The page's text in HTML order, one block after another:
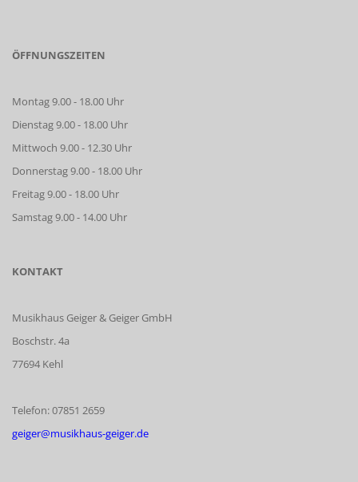
ÖFFNUNGSZEITEN
Montag 9.00 - 18.00 Uhr
Dienstag 9.00 - 18.00 Uhr
Mittwoch 9.00 - 12.30 Uhr
Donnerstag 9.00 - 18.00 Uhr
Freitag 9.00 - 18.00 Uhr
Samstag 9.00 - 14.00 Uhr
KONTAKT
Musikhaus Geiger & Geiger GmbH
Boschstr. 4a
77694 Kehl
Telefon: 07851 2659
geiger@musikhaus-geiger.de